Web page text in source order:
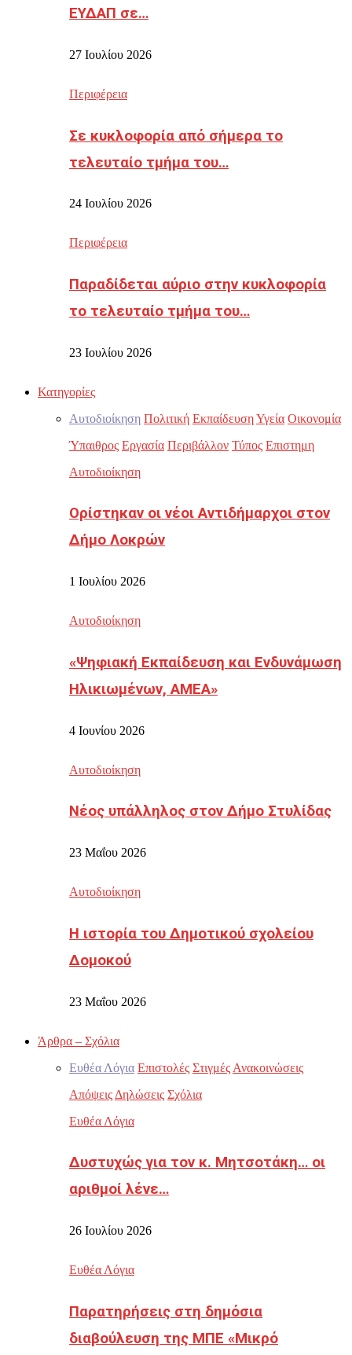
ΕΥΔΑΠ σε…
27 Ιουλίου 2026
Περιφέρεια
Σε κυκλοφορία από σήμερα το
τελευταίο τμήμα του…
24 Ιουλίου 2026
Περιφέρεια
Παραδίδεται αύριο στην κυκλοφορία
το τελευταίο τμήμα του…
23 Ιουλίου 2026
Κατηγορίες
Αυτοδιοίκηση Πολιτική ΕκπαίδευσηΥγεία Οικονομία
Ύπαιθρος Εργασία Περιβάλλον Τύπος Επιστημη
Αυτοδιοίκηση
Ορίστηκαν οι νέοι Αντιδήμαρχοι στον
Δήμο Λοκρών
1 Ιουλίου 2026
Αυτοδιοίκηση
«Ψηφιακή Εκπαίδευση και Ενδυνάμωση
Ηλικιωμένων, ΑΜΕΑ»
4 Ιουνίου 2026
Αυτοδιοίκηση
Νέος υπάλληλος στον Δήμο Στυλίδας
23 Μαΐου 2026
Αυτοδιοίκηση
Η ιστορία του Δημοτικού σχολείου
Δομοκού
23 Μαΐου 2026
Άρθρα – Σχόλια
Ευθέα Λόγια Επιστολές Στιγμές Ανακοινώσεις
Απόψεις Δηλώσεις Σχόλια
Ευθέα Λόγια
Δυστυχώς για τον κ. Μητσοτάκη… οι
αριθμοί λένε…
26 Ιουλίου 2026
Ευθέα Λόγια
Παρατηρήσεις στη δημόσια
διαβούλευση της ΜΠΕ «Μικρό